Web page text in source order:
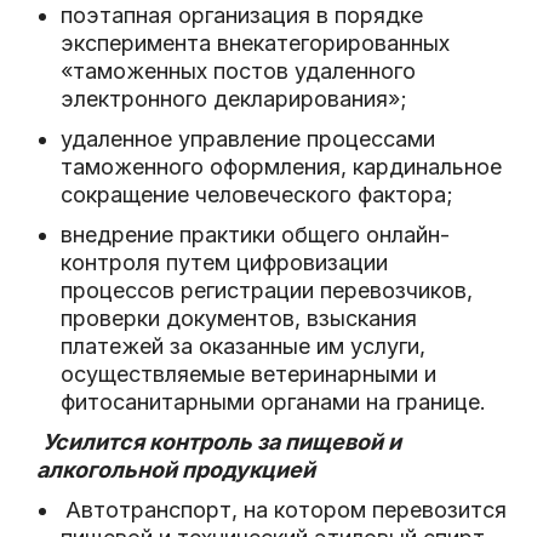
поэтапная организация в порядке
эксперимента внекатегорированных
«таможенных постов удаленного
электронного декларирования»;
удаленное управление процессами
таможенного оформления, кардинальное
сокращение человеческого фактора;
внедрение практики общего онлайн-
контроля путем цифровизации
процессов регистрации перевозчиков,
проверки документов, взыскания
платежей за оказанные им услуги,
осуществляемые ветеринарными и
фитосанитарными органами на границе.
Усилится контроль за пищевой и
алкогольной продукцией
Автотранспорт, на котором перевозится